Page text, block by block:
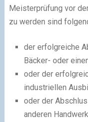
Meisterprüfung vor
zu werden sind
der erfolgreiche
Bäcker- oder
oder der
industriellen
oder der
anderen